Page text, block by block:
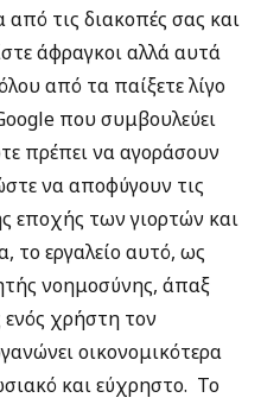
από τις διακοπές σας και
άφραγκοι αλλά αυτά
από τα παίξετε λίγο
που συμβουλεύει
πρέπει να αγοράσουν
να αποφύγουν τις
εποχής των γιορτών και
το εργαλείο αυτό, ως
νοημοσύνης, άπαξ
ενός χρήστη τον
οικονομικότερα
και εύχρηστο. Το